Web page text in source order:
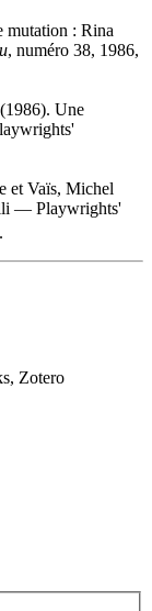
mutation : Rina
, numéro 38, 1986,
Une
et Vaïs, Michel
— Playwrights'
Zotero